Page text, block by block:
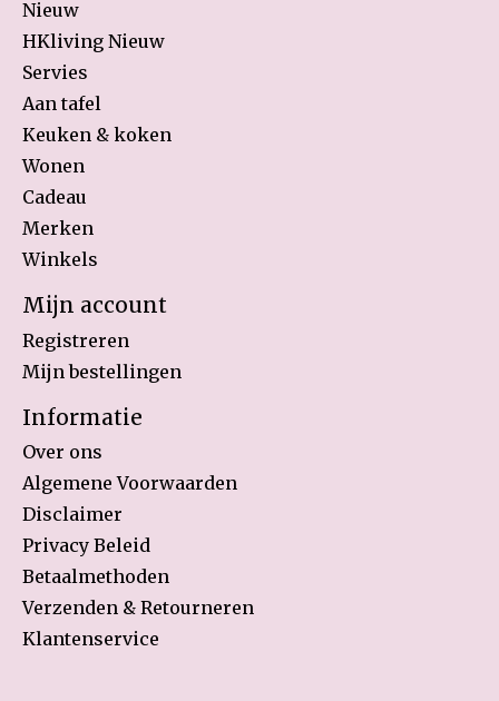
Nieuw
HKliving Nieuw
Servies
Aan tafel
Keuken & koken
Wonen
Cadeau
Merken
Winkels
Mijn account
Registreren
Mijn bestellingen
Informatie
Over ons
Algemene Voorwaarden
Disclaimer
Privacy Beleid
Betaalmethoden
Verzenden & Retourneren
Klantenservice